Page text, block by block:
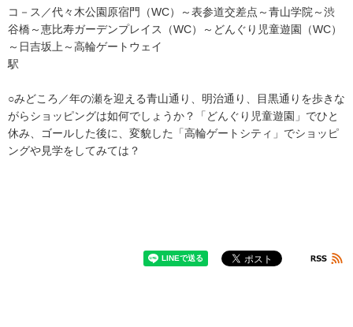
コ－ス／代々木公園原宿門（WC）～表参道交差点～青山学院～渋
谷橋～恵比寿ガーデンプレイス（WC）～どんぐり児童遊園（WC）
～日吉坂上～高輪ゲートウェイ
駅
○みどころ／年の瀬を迎える青山通り、明治通り、目黒通りを歩きな
がらショッピングは如何でしょうか？「どんぐり児童遊園」でひと
休み、ゴールした後に、変貌した「高輪ゲートシティ」でショッピ
ングや見学をしてみては？